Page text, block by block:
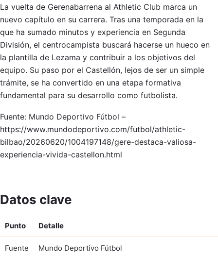
La vuelta de Gerenabarrena al Athletic Club marca un
nuevo capítulo en su carrera. Tras una temporada en la
que ha sumado minutos y experiencia en Segunda
División, el centrocampista buscará hacerse un hueco en
la plantilla de Lezama y contribuir a los objetivos del
equipo. Su paso por el Castellón, lejos de ser un simple
trámite, se ha convertido en una etapa formativa
fundamental para su desarrollo como futbolista.
Fuente: Mundo Deportivo Fútbol –
https://www.mundodeportivo.com/futbol/athletic-
bilbao/20260620/1004197148/gere-destaca-valiosa-
experiencia-vivida-castellon.html
Datos clave
Punto Detalle
Fuente Mundo Deportivo Fútbol